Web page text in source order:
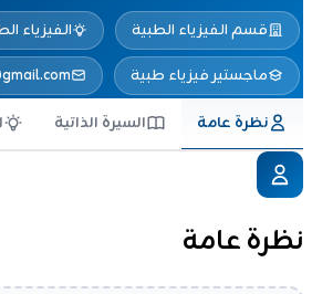
قسم الفيزياء الطبية
الفيزياء
ماجستير فيزياء طبية
نظرة عامة
السيرة الذاتية
نظرة عامة